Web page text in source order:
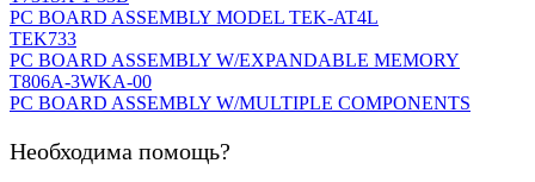
PC BOARD ASSEMBLY MODEL TEK-AT4L
TEK733
PC BOARD ASSEMBLY W/EXPANDABLE MEMORY
T806A-3WKA-00
PC BOARD ASSEMBLY W/MULTIPLE COMPONENTS
Необходима помощь?